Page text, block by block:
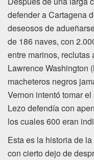
defender a Cartagena
deseosos de
de 186 naves, con
entre marinos,
Lawrence Washington
macheteros negros
Vernon intentó tomar
Lezo defendía con
los cuales 600 eran
Esta es la historia de
con cierto dejo de